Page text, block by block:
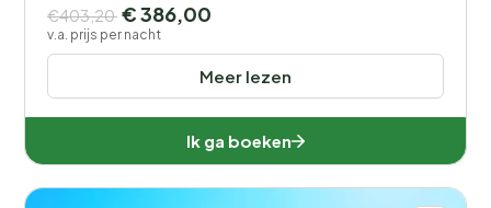
Meer lezen
€403,20 € 386,00
v.a. prijs per nacht
Ik ga boeken